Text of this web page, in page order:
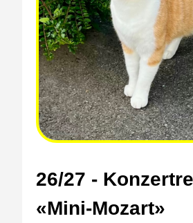
26/27 -
«Mini-Mozart»